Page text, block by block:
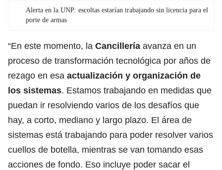
Alerta en la UNP: escoltas estarían trabajando sin licencia para el
porte de armas
“En este momento, la Cancillería avanza en un
proceso de transformación tecnológica por años de
rezago en esa actualización y organización de
los sistemas. Estamos trabajando en medidas que
puedan ir resolviendo varios de los desafíos que
hay, a corto, mediano y largo plazo. El área de
sistemas está trabajando para poder resolver varios
cuellos de botella, mientras se van tomando esas
acciones de fondo. Eso incluye poder sacar el